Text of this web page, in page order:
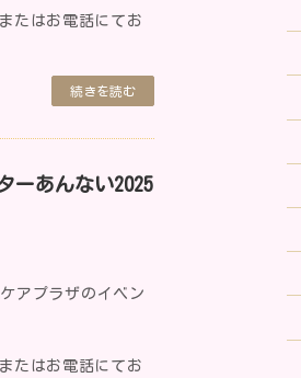
たはお電話にてお
続きを読む
ーあんない2025
アプラザのイベン
たはお電話にてお